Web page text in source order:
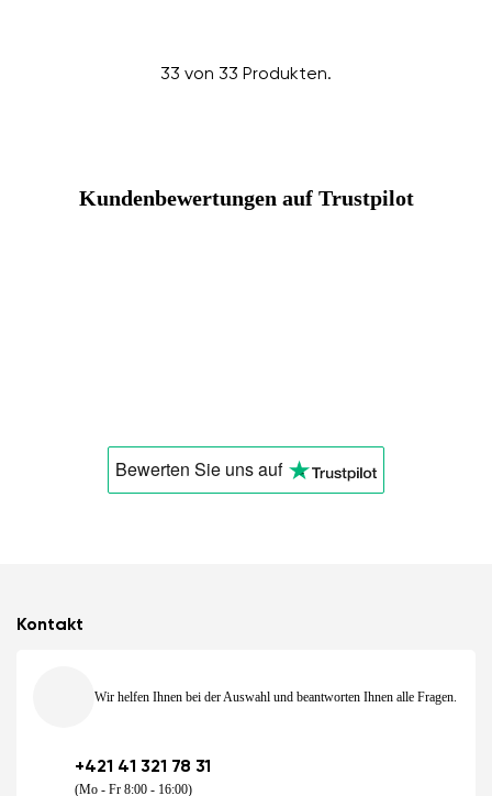
33 von 33 Produkten.
Kundenbewertungen auf Trustpilot
Bewerten Sie unsauf
Kontakt
Wir helfen Ihnen bei der Auswahl und beantworten Ihnen alle Fragen.
+421 41 321 78 31
(Mo - Fr 8:00 - 16:00)